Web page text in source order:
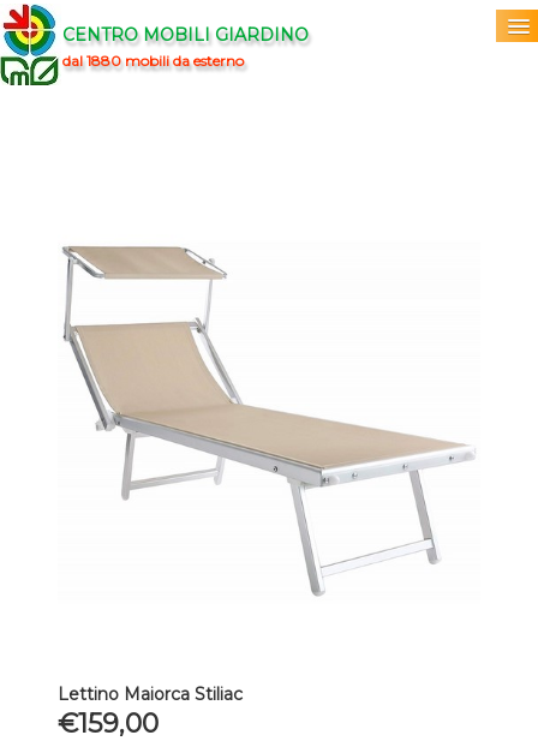
CENTRO MOBILI GIARDINO
dal 1880 mobili da esterno
Prodotti
Info▼
Lettino Maiorca Stiliac
€159,00